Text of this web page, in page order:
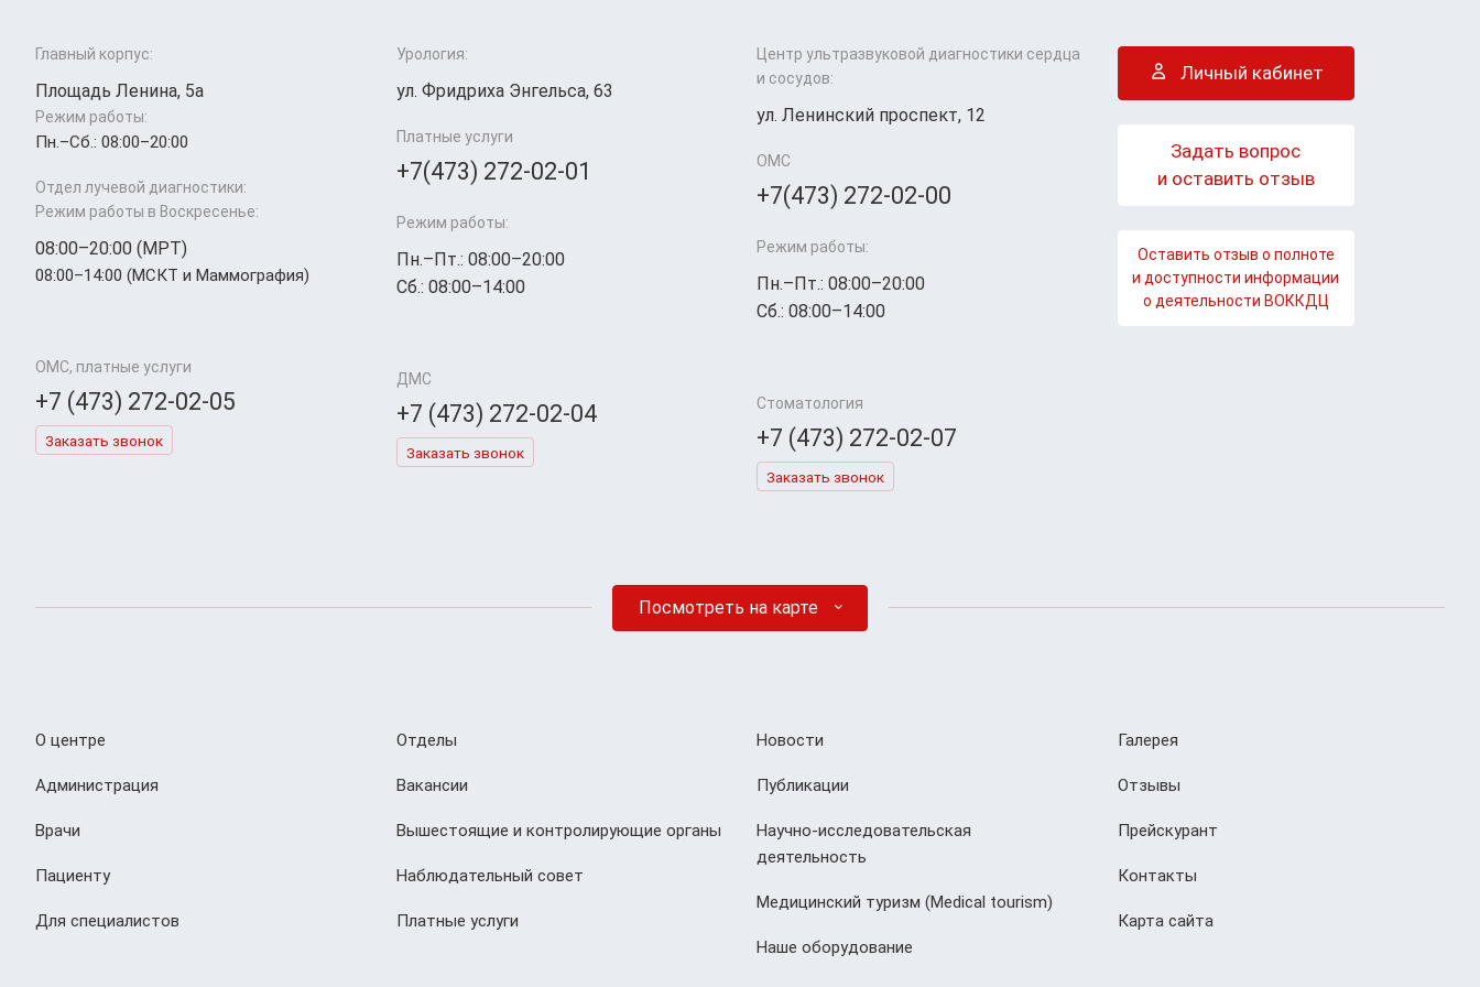
Главный корпус:
Площадь Ленина, 5а
Режим работы:
Пн.–Cб.: 08:00–20:00
Отдел лучевой диагностики:
Режим работы в Воскресенье:
08:00–20:00 (МРТ)
08:00–14:00 (МСКТ и Маммография)
ОМС, платные услуги
+7 (473) 272-02-05
Заказать звонок
Урология:
ул. Фридриха Энгельса, 63
Платные услуги
+7(473) 272-02-01
Режим работы:
Пн.–Пт.: 08:00–20:00
Сб.: 08:00–14:00
ДМС
+7 (473) 272-02-04
Заказать звонок
Центр ультразвуковой диагностики сердца
и сосудов:
ул. Ленинский проспект, 12
ОМС
+7(473) 272-02-00
Режим работы:
Пн.–Пт.: 08:00–20:00
Сб.: 08:00–14:00
Стоматология
+7 (473) 272-02-07
Заказать звонок
Личный кабинет
Задать вопрос
и оставить отзыв
Оставить отзыв о полноте
и доступности информации
о деятельности ВОККДЦ
Посмотреть на карте
О центре
Администрация
Врачи
Пациенту
Для специалистов
Отделы
Вакансии
Вышестоящие и контролирующие органы
Наблюдательный совет
Платные услуги
Новости
Публикации
Научно-исследовательская
деятельность
Медицинский туризм (Мedical tourism)
Наше оборудование
Галерея
Отзывы
Прейскурант
Контакты
Карта сайта